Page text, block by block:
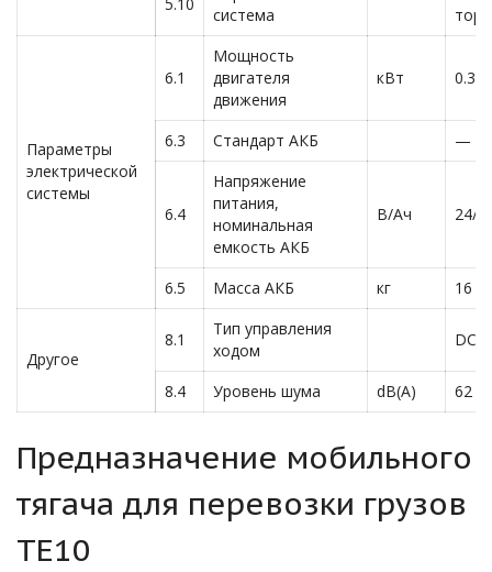
система
Параметры
электрической
системы
6.1
Мощность
двигателя
движения
кВт 0.3
6.3 Стандарт АКБ —
6.4
Напряжение
питания,
номинальная
емкость АКБ
В/Ач 24/
6.5 Масса АКБ кг 16
Другое
8.1
Тип управления
ходом
DC
8.4 Уровень шума dB(A) 62
Предназначение мобильного
тягача для перевозки грузов
TE10